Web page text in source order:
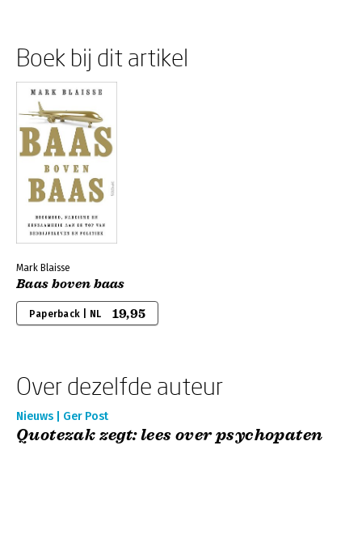
Boek bij dit artikel
Mark Blaisse
Baas boven baas
Paperback | NL 19,95
Over dezelfde auteur
Nieuws | Ger Post
Quotezak zegt: lees over psychopaten